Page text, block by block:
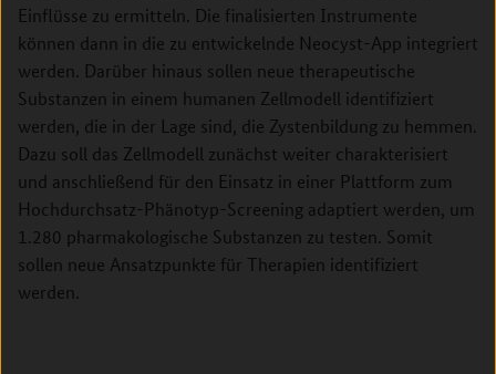
Einflüsse zu ermitteln. Die finalisierten Instrumente
können dann in die zu entwickelnde Neocyst-App integriert
werden. Darüber hinaus sollen neue therapeutische
Substanzen in einem humanen Zellmodell identifiziert
werden, die in der Lage sind, die Zystenbildung zu hemmen.
Dazu soll das Zellmodell zunächst weiter charakterisiert
und anschließend für den Einsatz in einer Plattform zum
Hochdurchsatz-Phänotyp-Screening adaptiert werden, um
1.280 pharmakologische Substanzen zu testen. Somit
sollen neue Ansatzpunkte für Therapien identifiziert
werden.